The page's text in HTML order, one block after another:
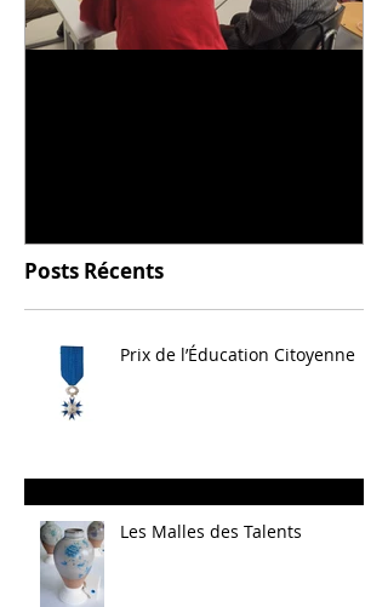
Posts Récents
Prix de l’Éducation Citoyenne
Les Malles des Talents